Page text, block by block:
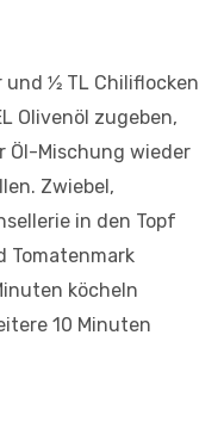
1⁄2 TL Chiliflocken
Olivenöl zugeben,
Öl-Mischung wieder
Zwiebel,
in den Topf
Tomatenmark
köcheln
10 Minuten